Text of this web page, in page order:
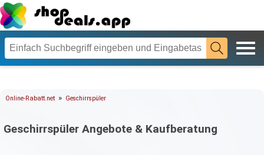
Online-Rabatt.net » Geschirrspüler
Geschirrspüler Angebote & Kaufberatung